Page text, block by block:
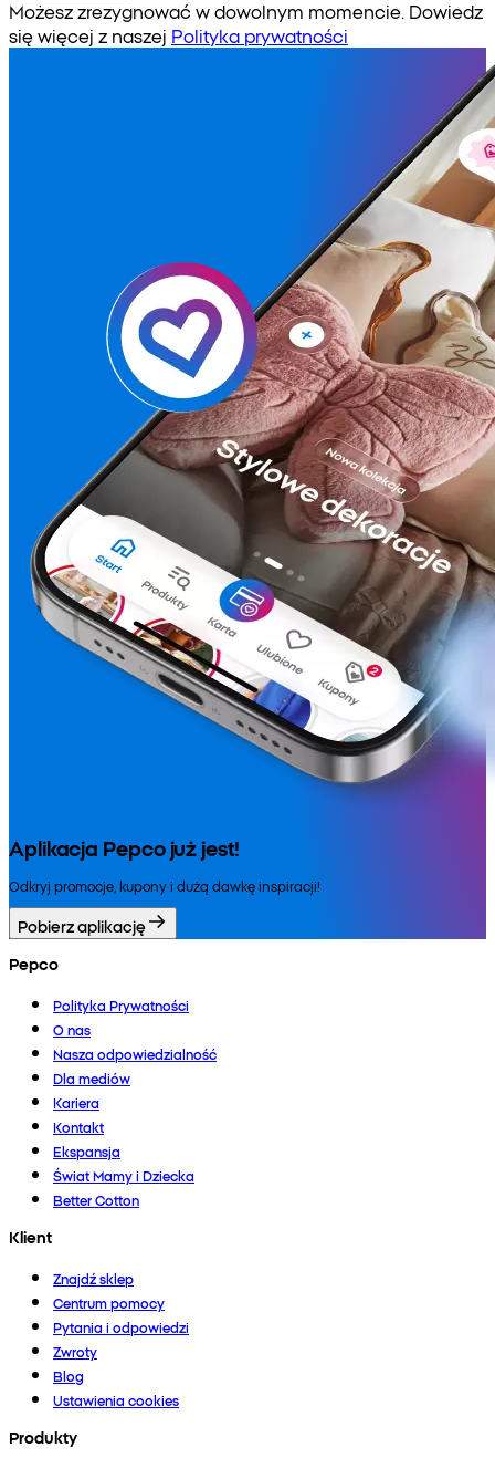
Możesz zrezygnować w dowolnym momencie. Dowiedz
się więcej z naszej Polityka prywatności
Aplikacja Pepco już jest!
Odkryj promocje, kupony i dużą dawkę inspiracji!
Pobierz aplikację
Pepco
Polityka Prywatności
O nas
Nasza odpowiedzialność
Dla mediów
Kariera
Kontakt
Ekspansja
Świat Mamy i Dziecka
Better Cotton
Klient
Znajdź sklep
Centrum pomocy
Pytania i odpowiedzi
Zwroty
Blog
Ustawienia cookies
Produkty